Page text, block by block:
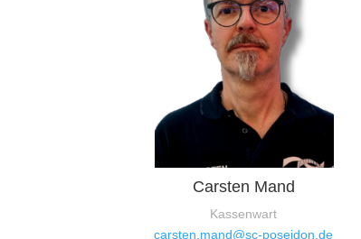
Carsten Mand
Kassenwart
carsten.mand@sc-poseidon.de